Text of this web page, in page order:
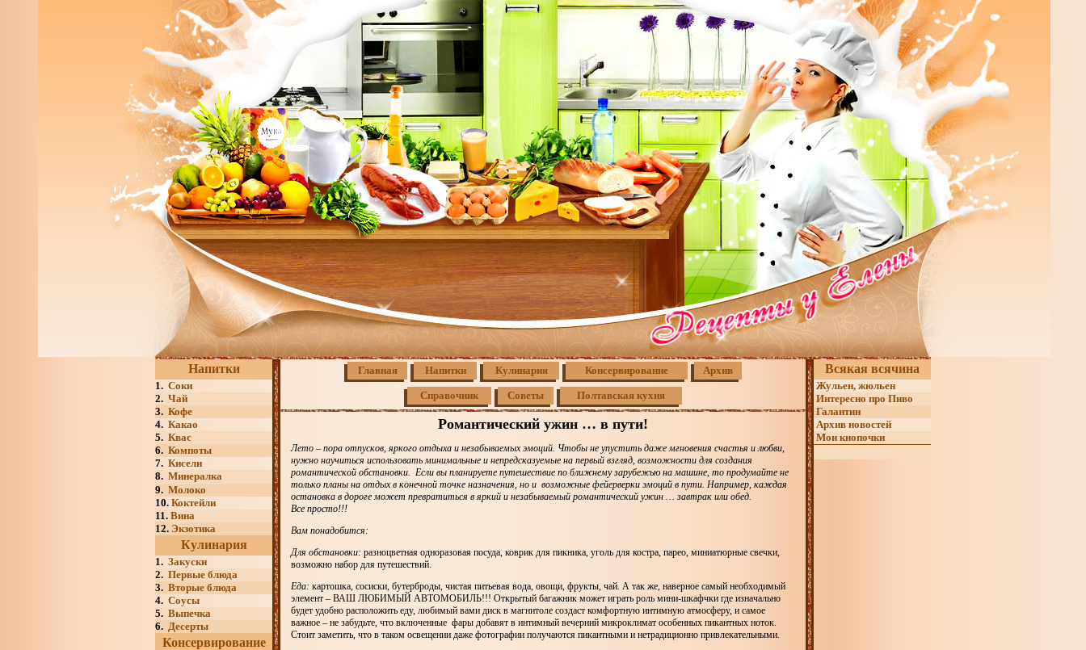
Напитки
1. Соки
2. Чай
3. Кофе
4. Какао
5. Квас
6. Компоты
7. Кисели
8. Минералка
9. Молоко
10. Коктейли
11. Вина
12. Экзотика
Кулинария
1. Закуски
2. Первые блюда
3. Вторые блюда
4. Соусы
5. Выпечка
6. Десерты
Консервирование
Главная Напитки Кулинария Консервирование Архив
Справочник Советы Полтавская кухня
Романтический ужин … в пути!
Лето – пора отпусков, яркого отдыха и незабываемых эмоций. Чтобы не упустить даже мгновения счастья и любви,
нужно научиться использовать минимальные и непредсказуемые на первый взгляд, возможности для создания
романтической обстановки. Если вы планируете путешествие по ближнему зарубежью на машине, то продумайте не
только планы на отдых в конечной точке назначения, но и возможные фейерверки эмоций в пути. Например, каждая
остановка в дороге может превратиться в яркий и незабываемый романтический ужин … завтрак или обед.
Все просто!!!
Вам понадобится:
Для обстановки: разноцветная одноразовая посуда, коврик для пикника, уголь для костра, парео, миниатюрные свечки,
возможно набор для путешествий.
Еда: картошка, сосиски, бутерброды, чистая питьевая вода, овощи, фрукты, чай. А так же, наверное самый необходимый
элемент – ВАШ ЛЮБИМЫЙ АВТОМОБИЛЬ!!! Открытый багажник может играть роль мини-шкафчки где изначально
будет удобно расположить еду, любимый вами диск в магнитоле создаст комфортную интимную атмосферу, и самое
важное – не забудьте, что включенные фары добавят в интимный вечерний микроклимат особенных пикантных ноток.
Стоит заметить, что в таком освещении даже фотографии получаются пикантными и нетрадиционно привлекательными.
Всякая всячина
Жульен, жюльен
Интересно про Пиво
Галантин
Архив новостей
Мои кнопочки